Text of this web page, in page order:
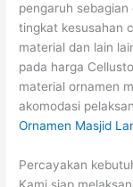
pengaruh
tingkat kesusahan
material dan lain
pada harga
material ornamen
akomodasi
Ornamen Masjid
Percayakan